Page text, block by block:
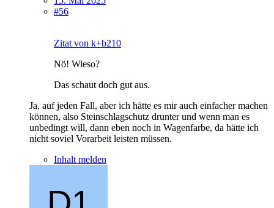
#56
Zitat von k+b210
Nö! Wieso?
Das schaut doch gut aus.
Ja, auf jeden Fall, aber ich hätte es mir auch einfacher machen
können, also Steinschlagschutz drunter und wenn man es
unbedingt will, dann eben noch in Wagenfarbe, da hätte ich
nicht soviel Vorarbeit leisten müssen.
Inhalt melden